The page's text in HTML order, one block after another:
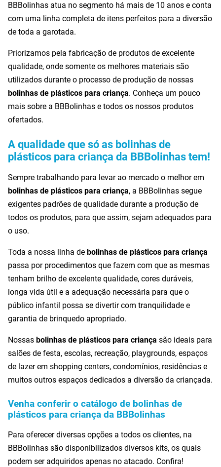
BBBolinhas atua no segmento há mais de 10 anos e conta
com uma linha completa de itens perfeitos para a diversão
de toda a garotada.
Priorizamos pela fabricação de produtos de excelente
qualidade, onde somente os melhores materiais são
utilizados durante o processo de produção de nossas
bolinhas de plásticos para criança. Conheça um pouco
mais sobre a BBBolinhas e todos os nossos produtos
ofertados.
A qualidade que só as bolinhas de
plásticos para criança da BBBolinhas tem!
Sempre trabalhando para levar ao mercado o melhor em
bolinhas de plásticos para criança, a BBBolinhas segue
exigentes padrões de qualidade durante a produção de
todos os produtos, para que assim, sejam adequados para
o uso.
Toda a nossa linha de bolinhas de plásticos para criança
passa por procedimentos que fazem com que as mesmas
tenham brilho de excelente qualidade, cores duráveis,
longa vida útil e a adequação necessária para que o
público infantil possa se divertir com tranquilidade e
garantia de brinquedo apropriado.
Nossas bolinhas de plásticos para criança são ideais para
salões de festa, escolas, recreação, playgrounds, espaços
de lazer em shopping centers, condomínios, residências e
muitos outros espaços dedicados a diversão da criançada.
Venha conferir o catálogo de bolinhas de
plásticos para criança da BBBolinhas
Para oferecer diversas opções a todos os clientes, na
BBBolinhas são disponibilizados diversos kits, os quais
podem ser adquiridos apenas no atacado. Confira!